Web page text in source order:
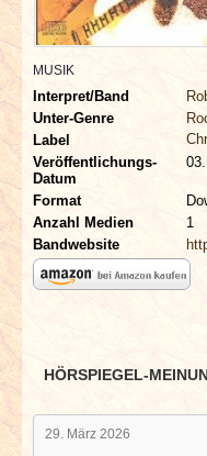
SPECIALS
REDAKTION
LINKS
ARCHIV
MUSIK
Interpret/Band
Unter-Genre
Label
Veröffentlichungs-
Datum
Format
Anzahl Medien
1
Bandwebsite
HÖRSPIEGEL-
29. März 2026